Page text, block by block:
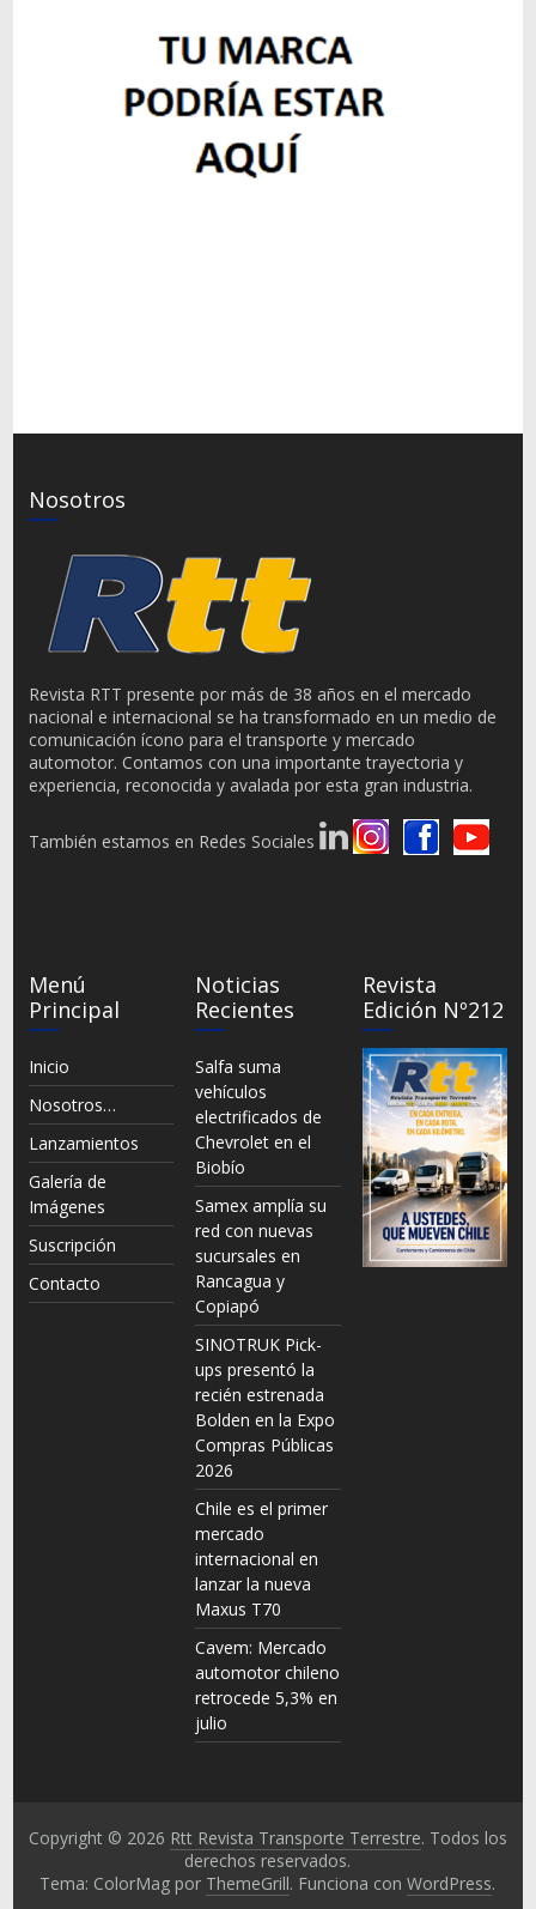
Nosotros
Revista RTT presente por más de 38 años en el mercado
nacional e internacional se ha transformado en un medio de
comunicación ícono para el transporte y mercado
automotor. Contamos con una importante trayectoria y
experiencia, reconocida y avalada por esta gran industria.
También estamos en Redes Sociales
Menú
Principal
Inicio
Nosotros…
Lanzamientos
Galería de
Imágenes
Suscripción
Contacto
Noticias
Recientes
Salfa suma
vehículos
electrificados de
Chevrolet en el
Biobío
Samex amplía su
red con nuevas
sucursales en
Rancagua y
Copiapó
SINOTRUK Pick-
ups presentó la
recién estrenada
Bolden en la Expo
Compras Públicas
2026
Chile es el primer
mercado
internacional en
lanzar la nueva
Maxus T70
Cavem: Mercado
automotor chileno
retrocede 5,3% en
julio
Revista
Edición Nº212
Copyright © 2026 Rtt Revista Transporte Terrestre. Todos los
derechos reservados.
Tema: ColorMag por ThemeGrill. Funciona conWordPress.